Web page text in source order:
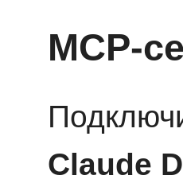
MCP-
Claude